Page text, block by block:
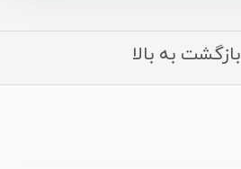
بازگشت به بالا